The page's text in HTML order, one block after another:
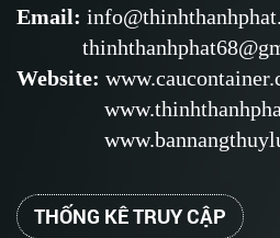
Email:
Website:
THỐNG KÊ TRUY CẬP